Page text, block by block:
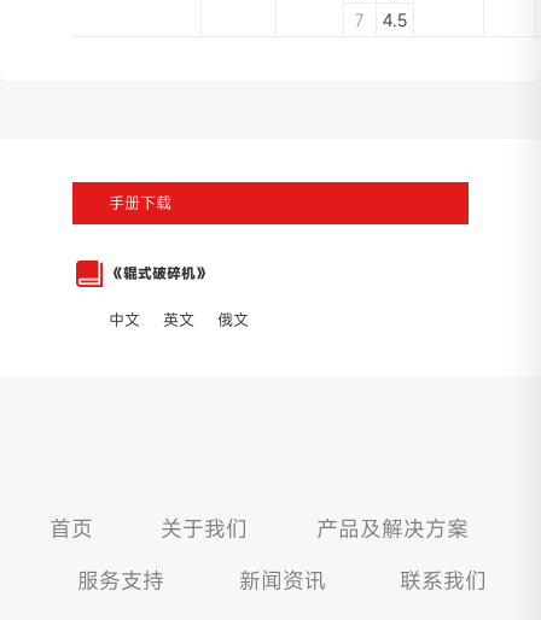
7
4.5
手册下载
《辊式破碎机》
中文 英文 俄文
首页 关于我们
产品及解决方案
服务支持
新闻资讯 联系我们